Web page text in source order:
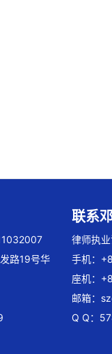
路19号华
联系
律师执
手机：
座机：
邮箱：
Q Q：